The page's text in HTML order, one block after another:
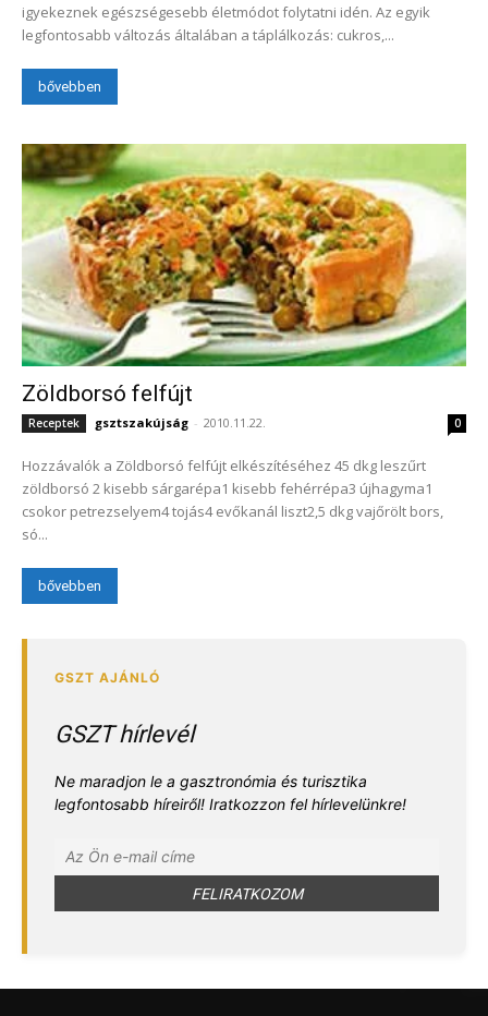
igyekeznek egészségesebb életmódot folytatni idén. Az egyik
legfontosabb változás általában a táplálkozás: cukros,...
bővebben
Zöldborsó felfújt
Receptek gsztszakújság - 2010.11.22. 0
Hozzávalók a Zöldborsó felfújt elkészítéséhez 45 dkg leszűrt
zöldborsó 2 kisebb sárgarépa1 kisebb fehérrépa3 újhagyma1
csokor petrezselyem4 tojás4 evőkanál liszt2,5 dkg vajőrölt bors,
só...
bővebben
GSZT hírlevél
Ne maradjon le a gasztronómia és turisztika
legfontosabb híreiről! Iratkozzon fel hírlevelünkre!